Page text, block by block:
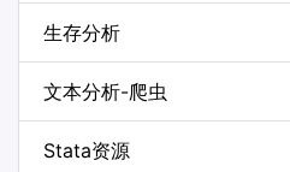
生存分析
文本分析-爬虫
Stata资源